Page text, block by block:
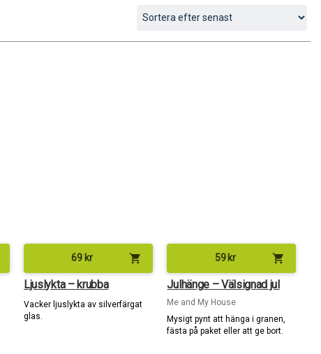
69 kr shopping_cart
Ljuslykta – krubba
Vacker ljuslykta av silverfärgat
glas.
59 kr shopping_cart
Julhänge – Välsignad jul
Me and My House
Mysigt pynt att hänga i granen,
fästa på paket eller att ge bort.